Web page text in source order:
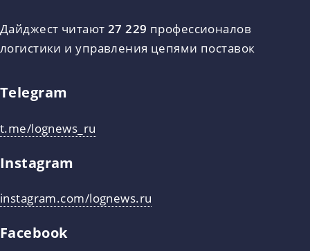
Дайджест читают 27 229 профессионалов
логистики и управления цепями поставок
Telegram
t.me/lognews_ru
Instagram
instagram.com/lognews.ru
Facebook